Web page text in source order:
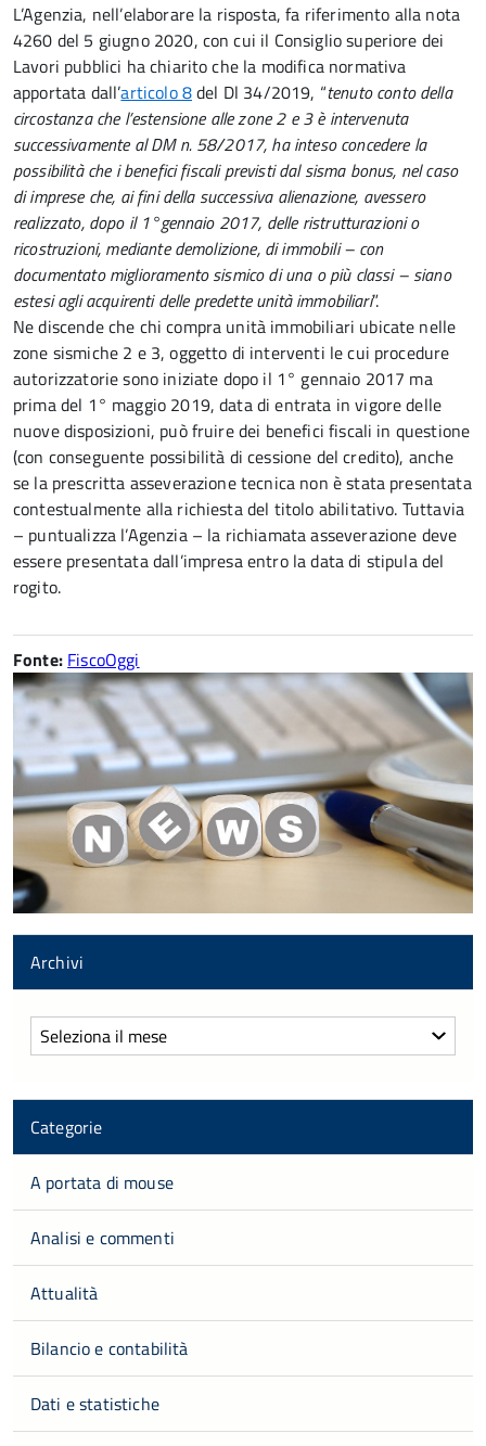
L’Agenzia, nell’elaborare la risposta, fa riferimento alla nota
4260 del 5 giugno 2020, con cui il Consiglio superiore dei
Lavori pubblici ha chiarito che la modifica normativa
apportata dall’articolo 8del Dl 34/2019, “tenuto conto della
circostanza che l’estensione alle zone 2 e 3 è intervenuta
successivamente al DM n. 58/2017, ha inteso concedere la
possibilità che i benefici fiscali previsti dal sisma bonus, nel caso
di imprese che, ai fini della successiva alienazione, avessero
realizzato, dopo il 1°gennaio 2017, delle ristrutturazioni o
ricostruzioni, mediante demolizione, di immobili – con
documentato miglioramento sismico di una o più classi – siano
estesi agli acquirenti delle predette unità immobiliari”.
Ne discende che chi compra unità immobiliari ubicate nelle
zone sismiche 2 e 3, oggetto di interventi le cui procedure
autorizzatorie sono iniziate dopo il 1° gennaio 2017 ma
prima del 1° maggio 2019, data di entrata in vigore delle
nuove disposizioni, può fruire dei benefici fiscali in questione
(con conseguente possibilità di cessione del credito), anche
se la prescritta asseverazione tecnica non è stata presentata
contestualmente alla richiesta del titolo abilitativo. Tuttavia
– puntualizza l’Agenzia – la richiamata asseverazione deve
essere presentata dall’impresa entro la data di stipula del
rogito.
Fonte: FiscoOggi
Archivi
Archivi
Categorie
A portata di mouse
Analisi e commenti
Attualità
Bilancio e contabilità
Dati e statistiche